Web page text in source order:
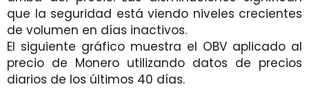
que la seguridad está viendo niveles crecientes
de volumen en días inactivos.
El siguiente gráfico muestra el OBV aplicado al
precio de Monero utilizando datos de precios
diarios de los últimos 40 días.